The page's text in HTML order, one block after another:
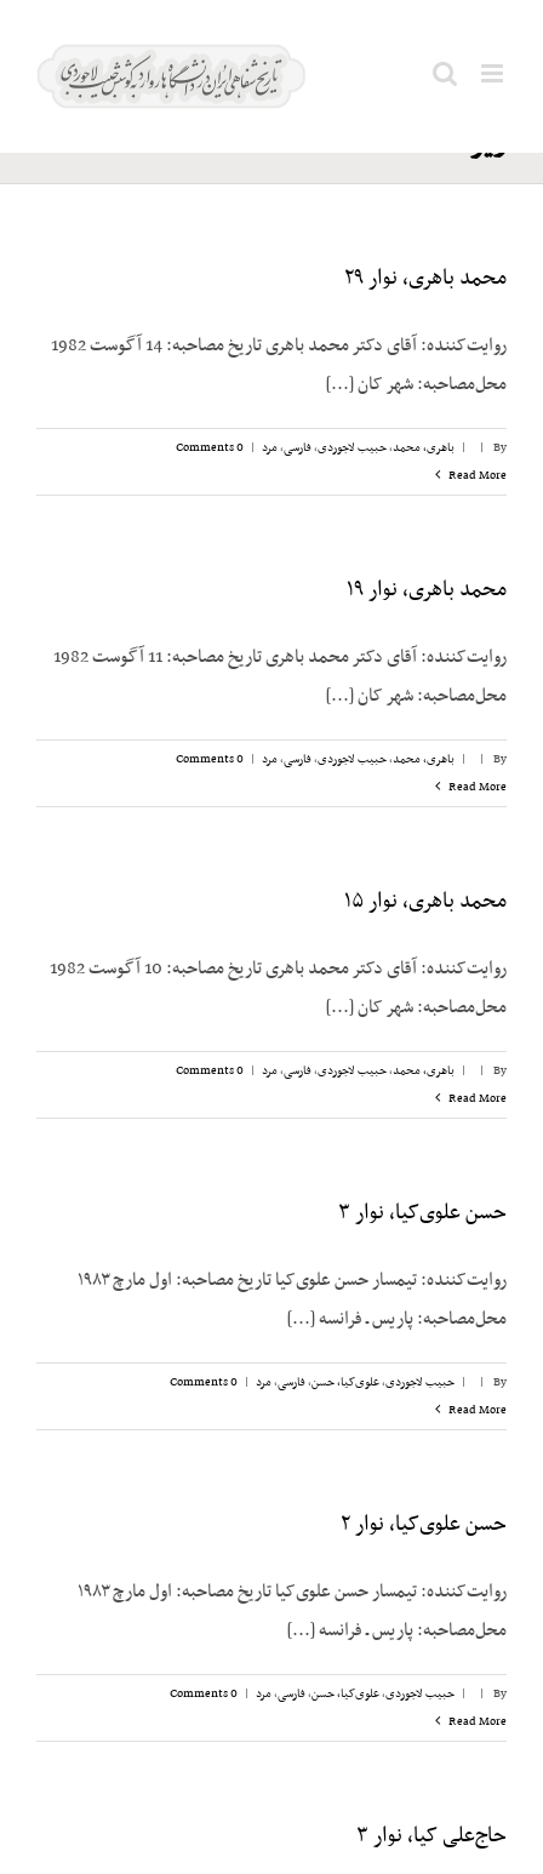
اطلاعات
ویژه
محمد باهری، نوار ۲۹
روایت‌کننده: آقای دکتر محمد باهری تاریخ مصاحبه: 14 آگوست 1982
محل‌مصاحبه: شهر کان [...]
By
|
| باهری، محمد,حبیب لاجوردی,فارسی,مرد |
0 Comments
Read More
محمد باهری، نوار ۱۹
روایت‌کننده: آقای دکتر محمد باهری تاریخ مصاحبه: 11 آگوست 1982
محل‌مصاحبه: شهر کان [...]
By
|
| باهری، محمد,حبیب لاجوردی,فارسی,مرد |
0 Comments
Read More
محمد باهری، نوار ۱۵
روایت‌کننده: آقای دکتر محمد باهری تاریخ مصاحبه: 10 آگوست 1982
محل‌مصاحبه: شهر کان [...]
By
|
| باهری، محمد,حبیب لاجوردی,فارسی,مرد |
0 Comments
Read More
حسن علوی‌کیا، نوار ۳
روایت‌کننده: تیمسار حسن علوی‌کیا تاریخ مصاحبه: اول مارچ ۱۹۸۳
محل‌مصاحبه: پاریس ـ فرانسه [...]
By
|
| حبیب لاجوردی,علوی‌کیا، حسن,فارسی,مرد |
0 Comments
Read More
حسن علوی‌کیا، نوار ۲
روایت‌کننده: تیمسار حسن علوی‌کیا تاریخ مصاحبه: اول مارچ ۱۹۸۳
محل‌مصاحبه: پاریس ـ فرانسه [...]
By
|
| حبیب لاجوردی,علوی‌کیا، حسن,فارسی,مرد |
0 Comments
Read More
حاج‌علی کیا، نوار ۳